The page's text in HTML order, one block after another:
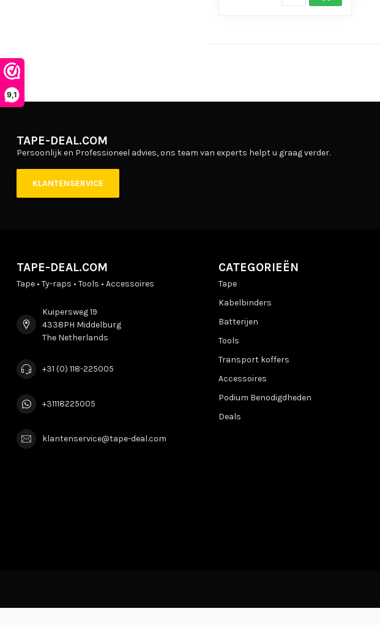
9,1
TAPE-DEAL.COM
Persoonlijk en Professioneel advies, ons team van experts helpt u graag verder.
KLANTENSERVICE
TAPE-DEAL.COM
Tape • Ty-raps • Tools • Accessoires
Kuipersweg 19
4338PH Middelburg
The Netherlands
+31 (0) 118-225005
+31118225005
klantenservice@tape-deal.com
CATEGORIEËN
Tape
Kabelbinders
Batterijen
Tools
Transport koffers
Accessoires
Podium Benodigdheden
Deals